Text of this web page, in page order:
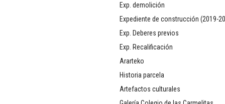
Exp. demolición
Expediente de construcción (2019-
Exp. Deberes previos
Exp. Recalificación
Ararteko
Historia parcela
Artefactos culturales